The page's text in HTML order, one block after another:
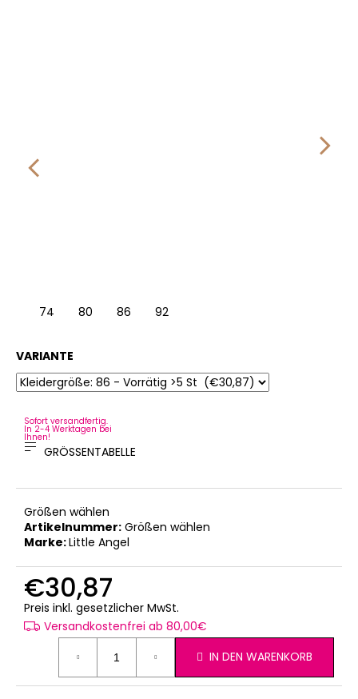
74 80 86 92
VARIANTE
Sofort versandfertig.
In 2-4 Werktagen bei
Ihnen!
GRÖSSENTABELLE
Größen wählen
Artikelnummer: Größen wählen
Marke:Little Angel
€30,87
Preis inkl. gesetzlicher MwSt.
Versandkostenfrei ab 80,00€
IN DEN WARENKORB